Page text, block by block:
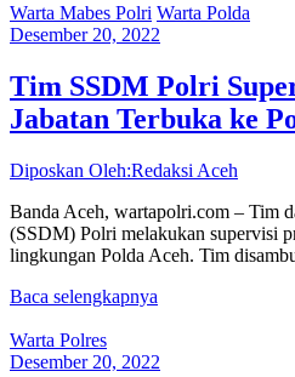
Warta Mabes Polri Warta Polda
Desember 20, 2022
Tim SSDM Polri
Jabatan Terbuka ke
Diposkan Oleh:Redaksi Aceh
Banda Aceh, wartapolri.com – Tim
(SSDM) Polri melakukan supervisi
lingkungan Polda Aceh. Tim
Baca selengkapnya
Warta Polres
Desember 20, 2022